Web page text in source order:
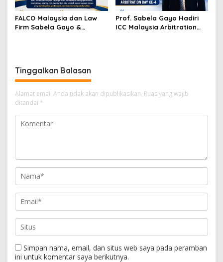
FALCO Malaysia dan Law
Firm Sabela Gayo &
Prof. Sabela Gayo Hadiri
ICC Malaysia Arbitration
Tinggalkan Balasan
Alamat email Anda tidak akan dipublikasikan. Ruas yang wajib
ditandai *
Simpan nama, email, dan situs web saya pada peramban
ini untuk komentar saya berikutnya.